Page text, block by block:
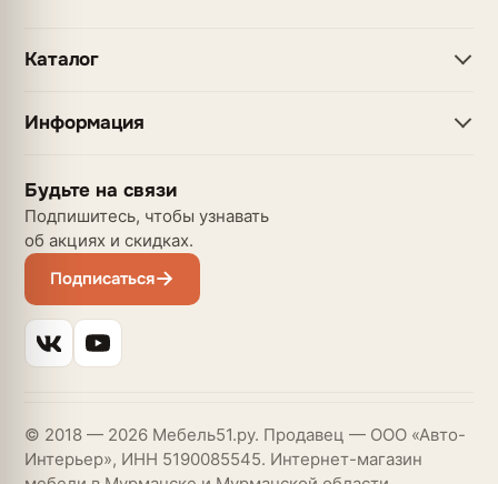
Каталог
Информация
Будьте на связи
Подпишитесь, чтобы узнавать
об акциях и скидках.
Подписаться
© 2018 — 2026 Мебель51.ру. Продавец — ООО «Авто-
Интерьер», ИНН 5190085545. Интернет-магазин